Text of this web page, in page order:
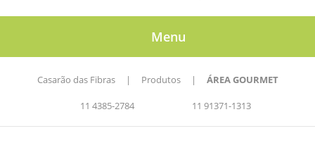
Menu
Casarão das Fibras | Produtos | ÁREA GOURMET
11 4385-2784 11 91371-1313